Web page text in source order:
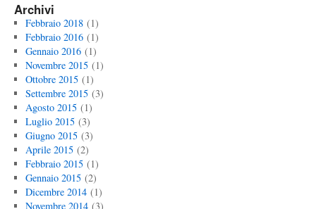
Archivi
Febbraio 2018(1)
Febbraio 2016(1)
Gennaio 2016(1)
Novembre 2015(1)
Ottobre 2015(1)
Settembre 2015(3)
Agosto 2015(1)
Luglio 2015(3)
Giugno 2015(3)
Aprile 2015(2)
Febbraio 2015(1)
Gennaio 2015(2)
Dicembre 2014(1)
Novembre 2014(3)